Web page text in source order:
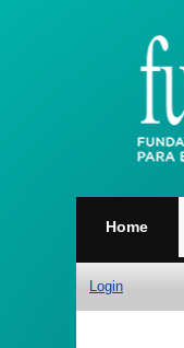
Home
Login